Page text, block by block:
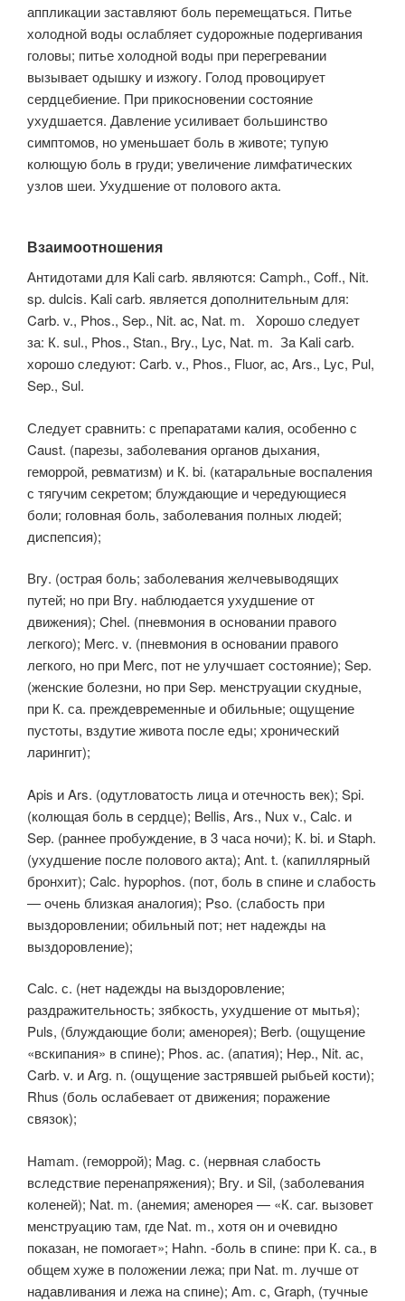
аппликации заставляют боль перемещаться. Питье
холодной воды ослабляет судорожные подергивания
головы; питье холодной воды при перегревании
вызывает одышку и изжогу. Голод провоцирует
сердцебиение. При прикосновении состояние
ухудшается. Давление усиливает большинство
симптомов, но уменьшает боль в животе; тупую
колющую боль в груди; увеличение лимфатических
узлов шеи. Ухудшение от полового акта.
Взаимоотношения
Антидотами для Kali carb. являются: Camph., Coff., Nit.
sp. dulcis. Kali carb. является дополнительным для:
Carb. v., Phos., Sep., Nit. ac, Nat. m. Хорошо следует
за: К. sul., Phos., Stan., Bry., Lyc, Nat. m. Зa Kali carb.
хорошо следуют: Carb. v., Phos., Fluor, ac, Ars., Lyс, Pul,
Sep., Sul.
Следует сравнить: с препаратами калия, особенно с
Caust. (парезы, заболевания органов дыхания,
геморрой, ревматизм) и К. bi. (катаральные воспаления
с тягучим секретом; блуждающие и чередующиеся
боли; головная боль, заболевания полных людей;
диспепсия);
Вгу. (острая боль; заболевания желчевыводящих
путей; но при Вгу. наблюдается ухудшение от
движения); Chel. (пневмония в основании правого
легкого); Merc. v. (пневмония в основании правого
легкого, но при Merc, пот не улучшает состояние); Sep.
(женские болезни, но при Sep. менструации скудные,
при К. са. преждевременные и обильные; ощущение
пустоты, вздутие живота после еды; хронический
ларингит);
Apis и Ars. (одутловатость лица и отечность век); Spi.
(колющая боль в сердце); Bellis, Ars., Nux v., Саlc. и
Sep. (раннее пробуждение, в 3 часа ночи); К. bi. и Staph.
(ухудшение после полового акта); Ant. t. (капиллярный
бронхит); Calc. hypophos. (пот, боль в спине и слабость
— очень близкая аналогия); Pso. (слабость при
выздоровлении; обильный пот; нет надежды на
выздоровление);
Саlc. с. (нет надежды на выздоровление;
раздражительность; зябкость, ухудшение от мытья);
Puls, (блуждающие боли; аменорея); Berb. (ощущение
«вскипания» в спине); Phos. ас. (апатия); Hep., Nit. ас,
Carb. v. и Arg. n. (ощущение застрявшей рыбьей кости);
Rhus (боль ослабевает от движения; поражение
связок);
Наmаm. (геморрой); Mag. с. (нервная слабость
вследствие перенапряжения); Вгу. и Sil, (заболевания
коленей); Nat. m. (анемия; аменорея — «К. саr. вызовет
менструацию там, где Nat. m., хотя он и очевидно
показан, не помогает»; Hahn. -боль в спине: при К. са., в
общем хуже в положении лежа; при Nat. m. лучше от
надавливания и лежа на спине); Am. с, Graph, (тучные